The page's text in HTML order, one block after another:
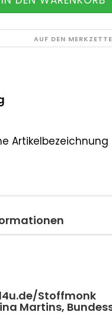
AUF DEN
Artikelbezeichnung
Stoffmonk
Martins,